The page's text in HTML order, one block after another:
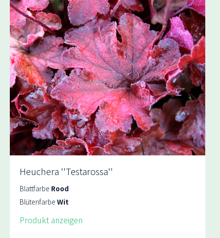
Heuchera ''Testarossa''
Blattfarbe Rood
Blütenfarbe Wit
Produkt anzeigen